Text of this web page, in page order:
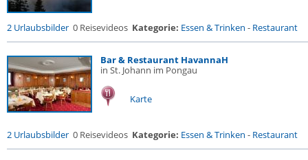
2 Urlaubsbilder 0 Reisevideos Kategorie: Essen & Trinken - Restaurant
Bar & Restaurant HavannaH
in St. Johann im Pongau
Karte
2 Urlaubsbilder 0 Reisevideos Kategorie: Essen & Trinken - Restaurant